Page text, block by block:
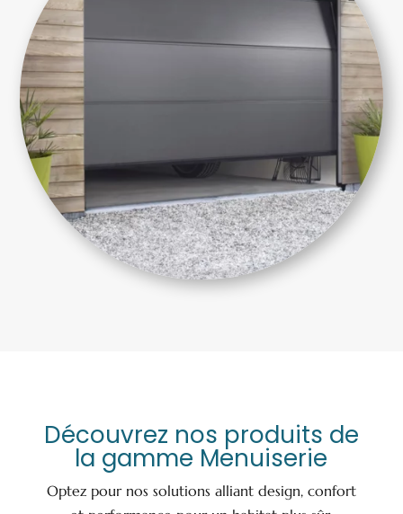
Découvrez nos produits de
la gamme Menuiserie
Optez pour nos solutions alliant design, confort